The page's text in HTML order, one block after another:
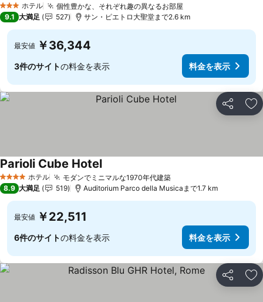
3 ホテルのランク
ホテル 個性豊かな、それぞれ趣の異なるお部屋
9.1 大満足 527 サン・ピエトロ大聖堂まで2.6 km
最安値 ￥36,344
3件のサイトの料金を表示 料金を表示
シェア お
4 ホテルのランク
ホテル モダンでミニマルな1970年代建築
Parioli Cube Hotel
8.9 大満足 519 Auditorium Parco della Musicaまで1.7 km
最安値 ￥22,511
6件のサイトの料金を表示 料金を表示
シェア お